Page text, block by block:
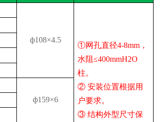
ф108×4.5
①网孔直径4-8mm ，
水阻≤400mmH2O
柱。
② 安装位置根据用
户要求。
③ 结构外型尺寸保
ф159×6